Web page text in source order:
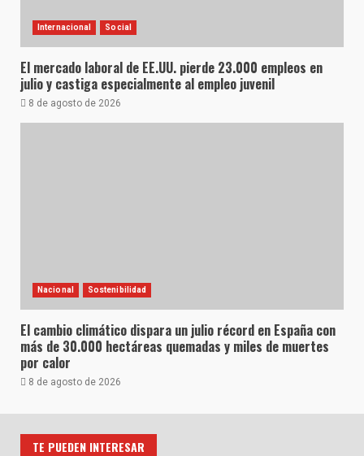
Internacional Social
El mercado laboral de EE.UU. pierde 23.000 empleos en
julio y castiga especialmente al empleo juvenil
8 de agosto de 2026
Nacional Sostenibilidad
El cambio climático dispara un julio récord en España con
más de 30.000 hectáreas quemadas y miles de muertes
por calor
8 de agosto de 2026
TE PUEDEN INTERESAR